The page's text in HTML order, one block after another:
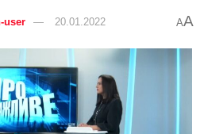
user 20.01.2022 AA